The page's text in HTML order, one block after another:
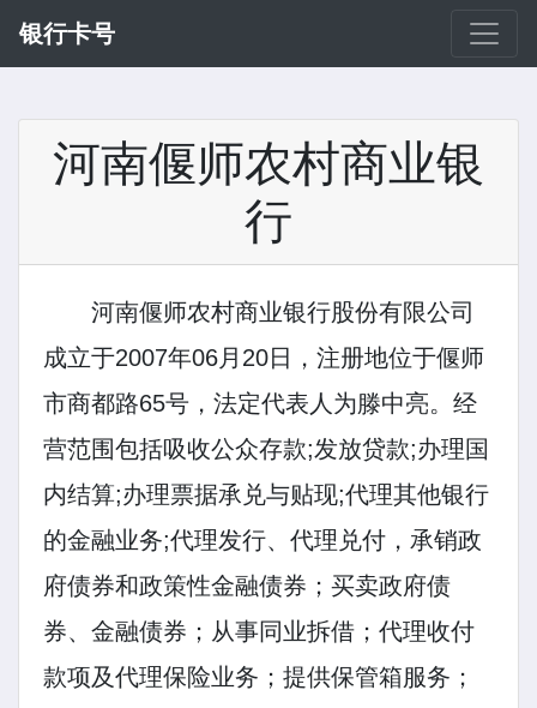
银行卡号
河南偃师农村商业银
行
河南偃师农村商业银行股份有限公司
成立于2007年06月20日，注册地位于偃师
市商都路65号，法定代表人为滕中亮。经
营范围包括吸收公众存款;发放贷款;办理国
内结算;办理票据承兑与贴现;代理其他银行
的金融业务;代理发行、代理兑付，承销政
府债券和政策性金融债券；买卖政府债
券、金融债券；从事同业拆借；代理收付
款项及代理保险业务；提供保管箱服务；